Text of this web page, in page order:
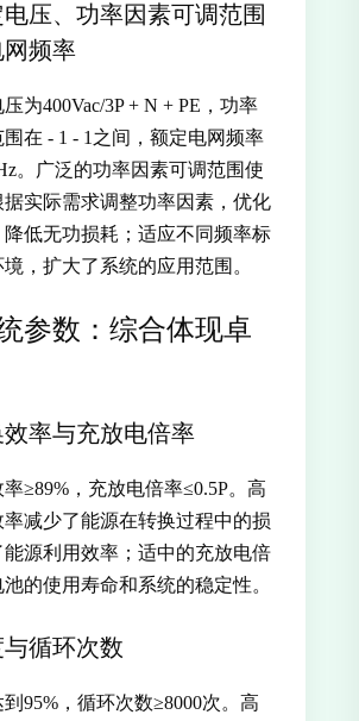
压、功率因素可调范围
频率
为400Vac/3P + N + PE，功率
在 - 1 - 1之间，额定电网频率
。广泛的功率因素可调范围使
据实际需求调整功率因素，优化
降低无功损耗；适应不同频率标
，扩大了系统的应用范围。
参数：综合体现卓
率与充放电倍率
≥89%，充放电倍率≤0.5P。高
减少了能源在转换过程中的损
源利用效率；适中的充放电倍
的使用寿命和系统的稳定性。
循环次数
95%，循环次数≥8000次。高